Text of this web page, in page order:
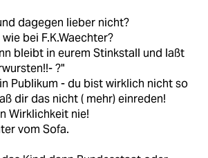
dagegen lieber nicht?
bei F.K.Waechter?
bleibt in eurem Stinkstall und laßt
?"
Publikum - du bist wirklich nicht so
dir das nicht ( mehr) einreden!
Wirklichkeit nie!
vom Sofa.